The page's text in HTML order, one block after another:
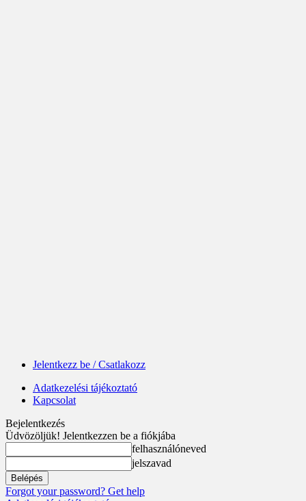
Jelentkezz be / Csatlakozz
Adatkezelési tájékoztató
Kapcsolat
Bejelentkezés
Üdvözöljük! Jelentkezzen be a fiókjába
felhasználóneved
jelszavad
Forgot your password? Get help